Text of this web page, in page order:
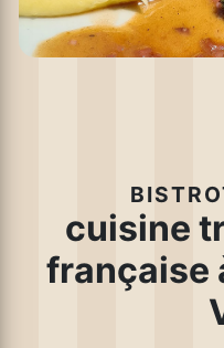
cuisine
française